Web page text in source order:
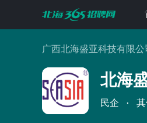
广西北海盛亚科技有限公
北海
民企